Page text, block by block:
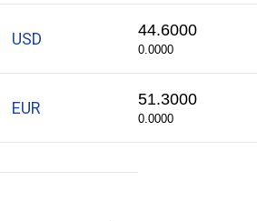
USD 44.6000
0.0000
EUR 51.3000
0.0000